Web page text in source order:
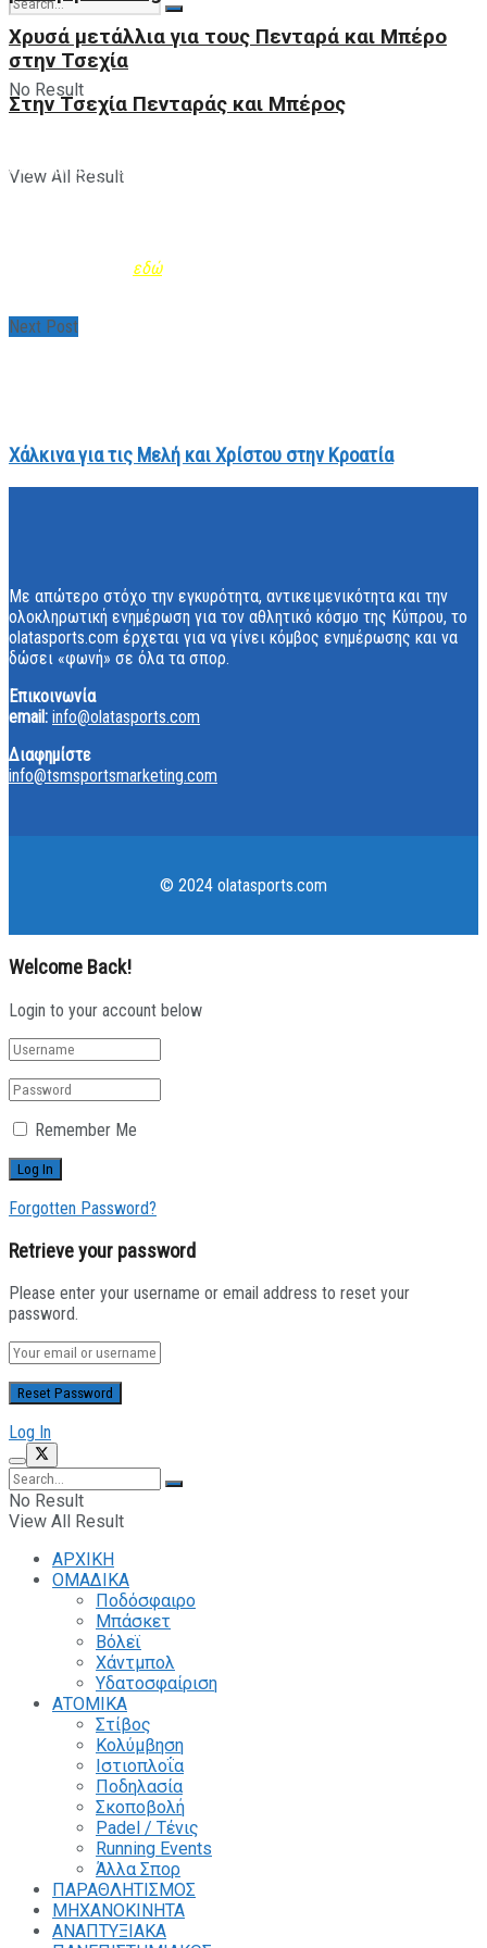
No Result
View All Result
Xρυσά μετάλλια για τους Πενταρά και Μπέρο
στην Τσεχία
Στην Τσεχία Πενταράς και Μπέρος
στο Γυμνάσιο Ζακακίου, ενώ για το τρίτο ματς η σειρά επιστρέφει
στον Στρόβολο το Σάββατο, 30 Μαΐου.
εδώ.
Next Post
Χάλκινα για τις Μελή και Χρίστου στην Κροατία
Με απώτερο στόχο την εγκυρότητα, αντικειμενικότητα και την
ολοκληρωτική ενημέρωση για τον αθλητικό κόσμο της Κύπρου, το
olatasports.com έρχεται για να γίνει κόμβος ενημέρωσης και να
δώσει «φωνή» σε όλα τα σπορ.
Επικοινωνία
email: info@olatasports.com
Διαφημίστε
info@tsmsportsmarketing.com
© 2024 olatasports.com
Welcome Back!
Login to your account below
Remember Me
Forgotten Password?
Retrieve your password
Please enter your username or email address to reset your
password.
Log In
No Result
View All Result
ΑΡΧΙΚΗ
ΟΜΑΔΙΚΑ
Ποδόσφαιρο
Μπάσκετ
Βόλεϊ
Χάντμπολ
Υδατοσφαίριση
ΑΤΟΜΙΚΑ
Στίβος
Κολύμβηση
Ιστιοπλοΐα
Ποδηλασία
Σκοποβολή
Padel / Τένις
Running Events
Άλλα Σπορ
ΠΑΡΑΘΛΗΤΙΣΜΟΣ
ΜΗΧΑΝΟΚΙΝΗΤΑ
ΑΝΑΠΤΥΞΙΑΚΑ